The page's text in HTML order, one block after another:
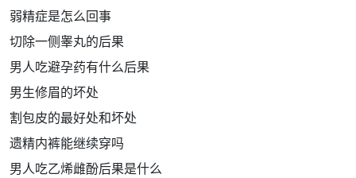
弱精症是怎么回事
切除一侧睾丸的后果
男人吃避孕药有什么后果
男生修眉的坏处
割包皮的最好处和坏处
遗精内裤能继续穿吗
男人吃乙烯雌酚后果是什么